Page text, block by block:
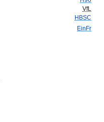
VfL
HBSC
EinFr